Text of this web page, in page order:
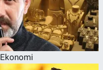
Ekonomi